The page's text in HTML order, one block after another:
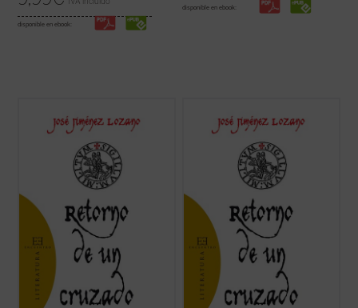
disponible en ebook:
disponible en ebook:
Y nos contestó que era algo así, pero que
se llamaba el Ángel de la Historia, y un día
le había visto él sentado y llorando,
tapándose la cara con las manos, y aunque
(ver ficha)
Y nos contestó que era algo así, pero que
se llamaba el Ángel de la Historia, y un día
le había visto él sentado y llorando,
tapándose la cara con las manos, y aunque
(ver ficha)